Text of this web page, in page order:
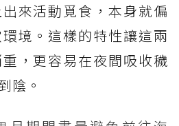
來活動覓食，本身就偏
境。這樣的特性讓這兩
，更容易在夜間吸收穢
陰。